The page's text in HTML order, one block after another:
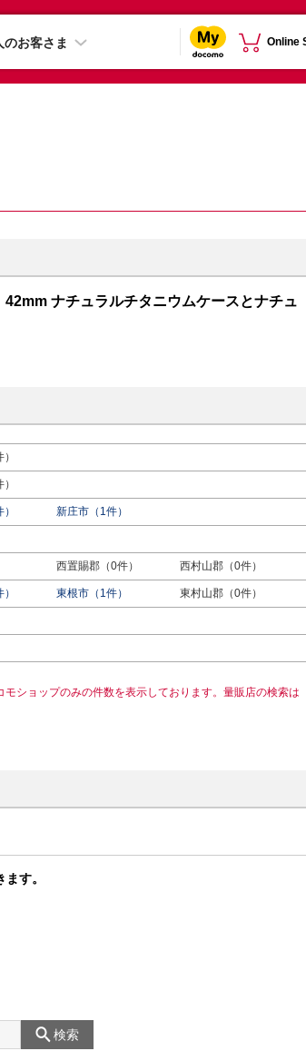
のお客さま Online
ナチュラルチタニウムケースとナチュ
新庄市（1件）
西置賜郡（0件） 西村山郡（0件）
東根市（1件） 東村山郡（0件）
ショップのみの件数を表示しております。量販店の検索は
す。
検索